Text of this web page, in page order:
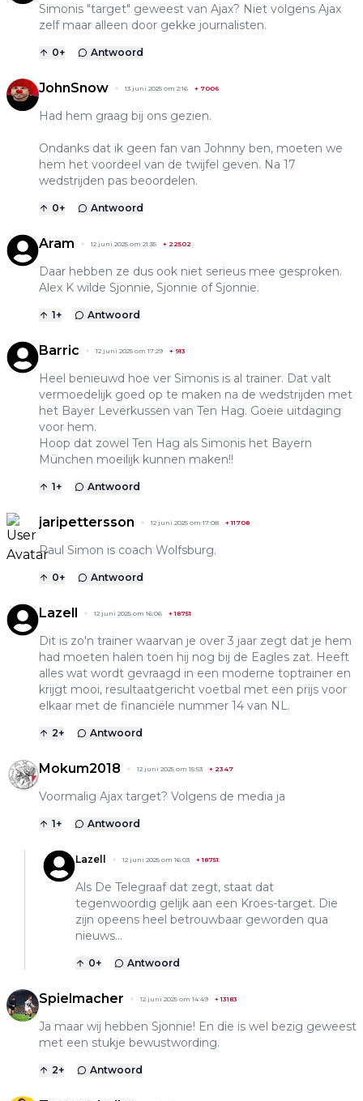
Simonis "target" geweest van Ajax? Niet volgens Ajax
zelf maar alleen door gekke journalisten.
0+ Antwoord
JohnSnow 13 juni 2025 om 2:16 + 7006
Had hem graag bij ons gezien.
Ondanks dat ik geen fan van Johnny ben, moeten we
hem het voordeel van de twijfel geven. Na 17
wedstrijden pas beoordelen.
0+ Antwoord
Aram 12 juni 2025 om 21:35 + 22502
Daar hebben ze dus ook niet serieus mee gesproken.
Alex K wilde Sjonnie, Sjonnie of Sjonnie.
1+ Antwoord
Barric 12 juni 2025 om 17:29 + 913
Heel benieuwd hoe ver Simonis is al trainer. Dat valt
vermoedelijk goed op te maken na de wedstrijden met
het Bayer Leverkussen van Ten Hag. Goeie uitdaging
voor hem.
Hoop dat zowel Ten Hag als Simonis het Bayern
München moeilijk kunnen maken!!
1+ Antwoord
jaripettersson 12 juni 2025 om 17:08 +11708
Paul Simon is coach Wolfsburg.
0+ Antwoord
Lazell 12 juni 2025 om 16:06 +18751
Dit is zo'n trainer waarvan je over 3 jaar zegt dat je hem
had moeten halen toen hij nog bij de Eagles zat. Heeft
alles wat wordt gevraagd in een moderne toptrainer en
krijgt mooi, resultaatgericht voetbal met een prijs voor
elkaar met de financiële nummer 14 van NL.
2+ Antwoord
Mokum2018 12 juni 2025 om 15:53 + 2347
Voormalig Ajax target? Volgens de media ja
1+ Antwoord
Lazell 12 juni 2025 om 16:03 +18751
Als De Telegraaf dat zegt, staat dat
tegenwoordig gelijk aan een Kroes-target. Die
zijn opeens heel betrouwbaar geworden qua
nieuws...
0+ Antwoord
Spielmacher 12 juni 2025 om 14:49 +13183
Ja maar wij hebben Sjonnie! En die is wel bezig geweest
met een stukje bewustwording.
2+ Antwoord